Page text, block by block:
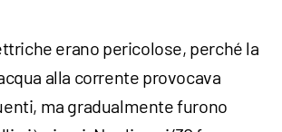
erano pericolose, perché la
alla corrente provocava
ma gradualmente furono